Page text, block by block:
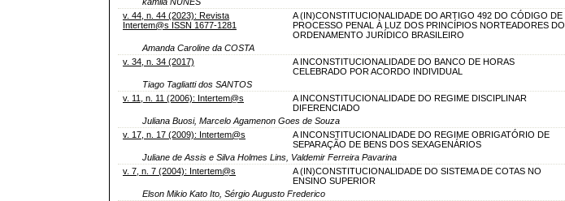
v. 44, n. 44 (2023): Revista
Intertem@s ISSN 1677-1281
A (IN)CONSTITUCIONALIDADE DO ARTIGO 492 DO CÓDIGO DE
PROCESSO PENAL À LUZ DOS PRINCÍPIOS NORTEADORES DO
ORDENAMENTO JURÍDICO BRASILEIRO
Amanda Caroline da COSTA
v. 34, n. 34 (2017)
A INCONSTITUCIONALIDADE DO BANCO DE HORAS
CELEBRADO POR ACORDO INDIVIDUAL
Tiago Tagliatti dos SANTOS
v. 11, n. 11 (2006): Intertem@s
A INCONSTITUCIONALIDADE DO REGIME DISCIPLINAR
DIFERENCIADO
Juliana Buosi, Marcelo Agamenon Goes de Souza
v. 17, n. 17 (2009): Intertem@s
A INCONSTITUCIONALIDADE DO REGIME OBRIGATÓRIO DE
SEPARAÇÃO DE BENS DOS SEXAGENÁRIOS
Juliane de Assis e Silva Holmes Lins, Valdemir Ferreira Pavarina
v. 7, n. 7 (2004): Intertem@s
A (IN)CONSTITUCIONALIDADE DO SISTEMA DE COTAS NO
ENSINO SUPERIOR
Elson Mikio Kato Ito, Sérgio Augusto Frederico